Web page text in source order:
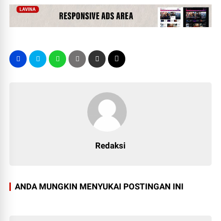
Redaksi
ANDA MUNGKIN MENYUKAI POSTINGAN INI